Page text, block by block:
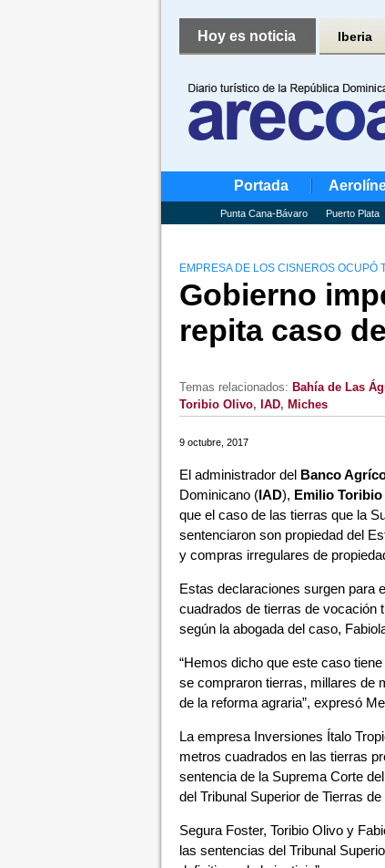
Hoy es noticia Iberia
Portada
Punta Cana-Bávaro Puerto Plata
EMPRESA DE LOS CISNEROS OCUPÓ
Gobierno
repita caso
Temas relacionados: Bahía de Las
Toribio Olivo, IAD, Miches
9 octubre, 2017
El administrador del Banco
Dominicano (IAD), Emilio
que el caso de las tierras que la
sentenciaron son propiedad del
y compras irregulares de
Estas declaraciones surgen para
cuadrados de tierras de vocación
según la abogada del caso,
“Hemos dicho que este caso
se compraron tierras, millares de
de la reforma agraria”, expresó
La empresa Inversiones Ítalo
metros cuadrados en las tierras
sentencia de la Suprema Corte
del Tribunal Superior de Tierras
Segura Foster, Toribio Olivo y
las sentencias del Tribunal